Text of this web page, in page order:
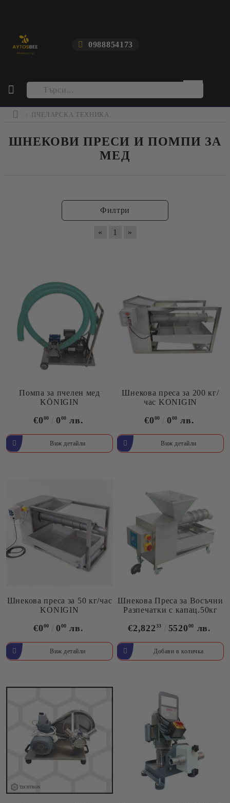
0988854173
ПЧЕЛАРСКА ТЕХНИКА
ШНЕКОВИ ПРЕСИ И ПОМПИ ЗА
МЕД
Филтри
« 1 »
Помпа за пчелен мед
KÖNIGIN
€000 000 лв.
Виж детайли
Шнекова преса за 200 кг/
час KONIGIN
€000 000 лв.
Виж детайли
Шнекова преса за 50 кг/час
KONIGIN
€000 000 лв.
Виж детайли
Шнекова Преса за Восъчни
Разпечатки с капац.50кг
€2,82233 552000 лв.